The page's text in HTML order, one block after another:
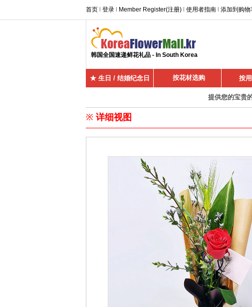
首页 登录 Member Register(注册) 使用者指南 添加到购物
韩国全国速递鲜花礼品 - In South Korea
★ 生日 / 结婚纪念日 按花材选购 按
提供您的宝贵
※ 详细视图